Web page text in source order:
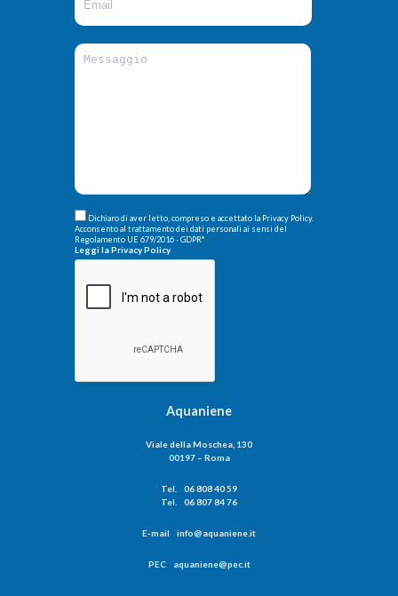
Dichiaro di aver letto, compreso e accettato la Privacy Policy.
Acconsento al trattamento dei dati personali ai sensi del
Regolamento UE 679/2016 - GDPR*
Leggi la Privacy Policy
Aquaniene
Viale della Moschea, 130
00197 – Roma
Tel. 06 808 40 59
Tel. 06 807 84 76
E-mail info@aquaniene.it
PEC aquaniene@pec.it